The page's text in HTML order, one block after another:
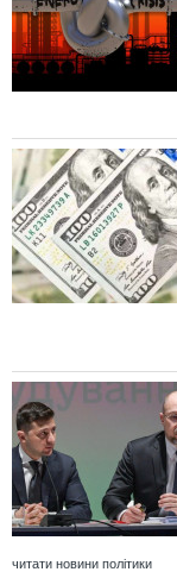
читати новини політики